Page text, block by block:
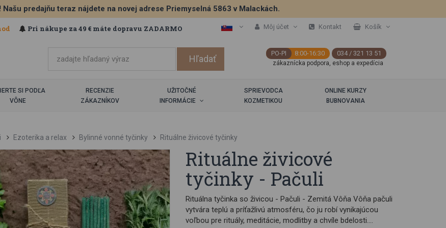
Našu predajňu teraz nájdete na novej adrese Priemyselná 5863 v Malackách.
Pri nákupe za 49 € máte dopravu ZADARMO Môj účet Kontakt Košík
PO-PI 8:00-16:30 034 / 321 13 51
zákaznícka podpora, eshop a expedícia
SI PODĽA
VÔNE
RECENZIE
ZÁKAZNÍKOV
UŽITOČNÉ
INFORMÁCIE
SPRIEVODCA
KOZMETIKOU
ONLINE KURZY
BUBNOVANIA
Ezoterika a relax Bylinné vonné tyčinky Rituálne živicové tyčinky
Rituálne živicové
tyčinky - Pačuli
Rituálna tyčinka so živicou - Pačuli - Zemitá Vôňa Vôňa pačuli
vytvára teplú a príťažlivú atmosféru, čo ju robí vynikajúcou
voľbou pre rituály, meditácie, modlitby a chvíle bdelosti.